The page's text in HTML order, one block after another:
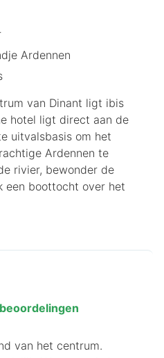
Ardennen
van Dinant ligt ibis
hotel ligt direct aan de
uitvalsbasis om het
Ardennen te
rivier, bewonder de
een boottocht over het
van het centrum.